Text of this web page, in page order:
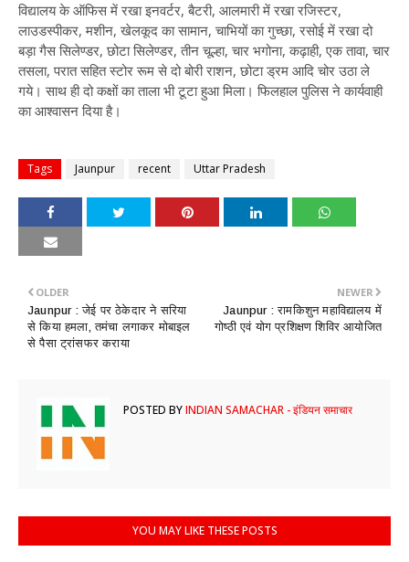
विद्यालय के ऑफिस में रखा इनवर्टर, बैटरी, आलमारी में रखा रजिस्टर,
लाउडस्पीकर, मशीन, खेलकूद का सामान, चाभियों का गुच्छा, रसोई में रखा दो
बड़ा गैस सिलेण्डर, छोटा सिलेण्डर, तीन चूल्हा, चार भगोना, कढ़ाही, एक तावा, चार
तसला, परात सहित स्टोर रूम से दो बोरी राशन, छोटा ड्रम आदि चोर उठा ले
गये। साथ ही दो कक्षों का ताला भी टूटा हुआ मिला। फिलहाल पुलिस ने कार्यवाही
का आश्वासन दिया है।
Tags Jaunpur recent Uttar Pradesh
NEWER
​Jaunpur : रामकिशुन महाविद्यालय में
गोष्ठी एवं योग प्रशिक्षण शिविर आयोजित
OLDER
​Jaunpur : जेई पर ठेकेदार ने सरिया
से किया हमला, तमंचा लगाकर मोबाइल
से पैसा ट्रांसफर कराया
POSTED BYINDIAN SAMACHAR - इंडियन समाचार
YOU MAY LIKE THESE POSTS